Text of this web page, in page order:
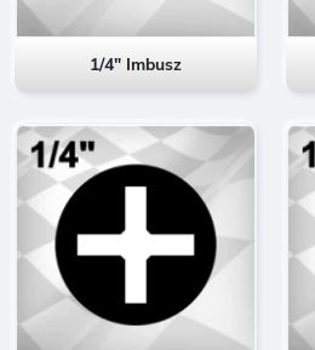
1/4" Imbusz